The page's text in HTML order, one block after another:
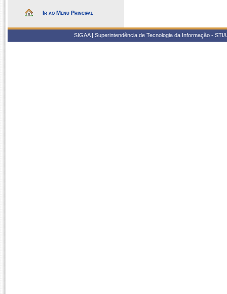
Ir ao Menu Principal
SIGAA | Superintendência de Tecnologia da Informação -